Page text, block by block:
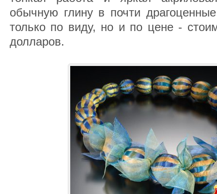
обычную глину в почти
только по виду, но и по цене -
долларов.